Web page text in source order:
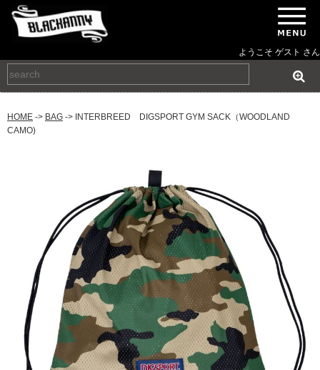
ようこそ ゲスト さん
HOME -> BAG -> INTERBREED DIGSPORT GYM SACK（WOODLAND
CAMO)